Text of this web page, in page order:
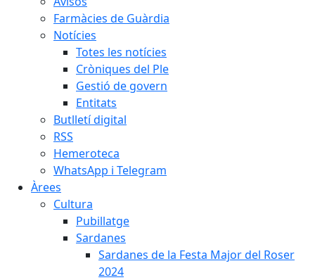
Farmàcies de Guàrdia
Notícies
Totes les notícies
Cròniques del Ple
Gestió de govern
Entitats
Butlletí digital
RSS
Hemeroteca
WhatsApp i Telegram
Àrees
Cultura
Pubillatge
Sardanes
Sardanes de la Festa Major del Roser
2024